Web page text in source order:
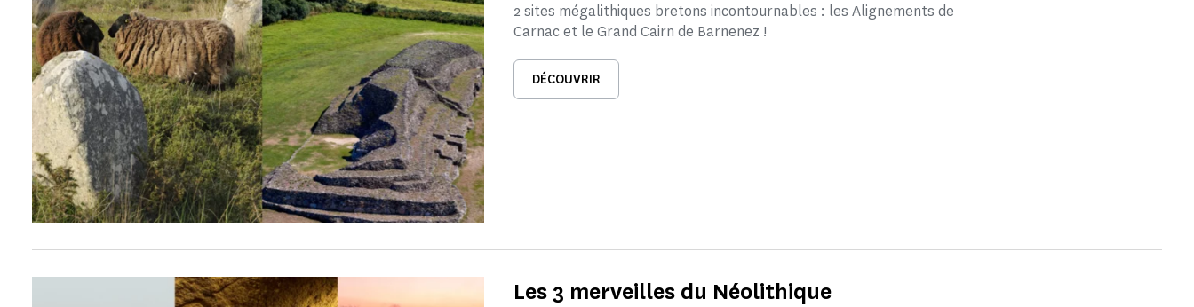
2 sites mégalithiques bretons incontournables : les Alignements de
Carnac et le Grand Cairn de Barnenez !
DÉCOUVRIR
Les 3 merveilles du Néolithique